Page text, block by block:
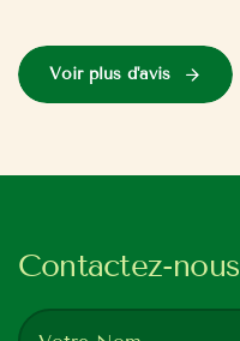
Voir plus d'avis
Contactez-nous